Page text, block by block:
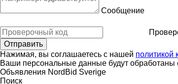
Сообщение
Нажимая, вы соглашаетесь с нашей политикой
Ваши персональные данные будут обработаны
Объявления NordBid Sverige
Поиск